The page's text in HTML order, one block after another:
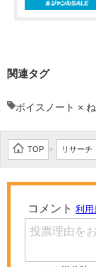
関連タグ
ボイスノート ×
TOP > リサーチ